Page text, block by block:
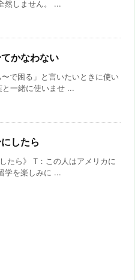
しません。 ...
てかなわない
で困る」と言いたいときに使い
と一緒に使いませ ...
したら
たら》 T：この人はアメリカに
を楽しみに ...